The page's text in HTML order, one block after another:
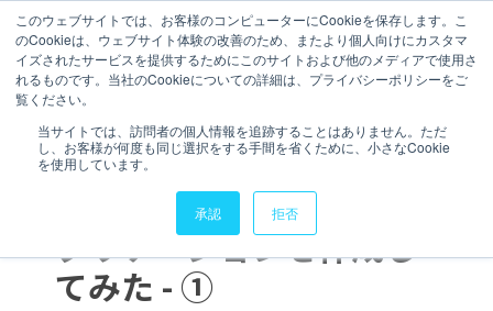
このウェブサイトでは、お客様のコンピューターにCookieを保存します。こ
のCookieは、ウェブサイト体験の改善のため、またより個人向けにカスタマ
イズされたサービスを提供するためにこのサイトおよび他のメディアで使用さ
れるものです。当社のCookieについての詳細は、プライバシーポリシーをご
覧ください。
当サイトでは、訪問者の個人情報を追跡することはありません。ただ
し、お客様が何度も同じ選択をする手間を省くために、小さなCookie
を使用しています。
承認 拒否
お問い合わせ
3 分で読むことができます。
【AWS Kendra,
Bedrock】AWSでRAGア
プリケーションを作成し
てみた - ①